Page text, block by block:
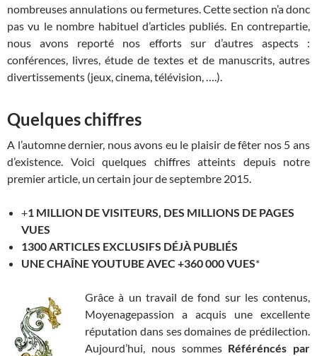
nombreuses annulations ou fermetures. Cette section n’a donc
pas vu le nombre habituel d’articles publiés. En contrepartie,
nous avons reporté nos efforts sur d’autres aspects :
conférences, livres, étude de textes et de manuscrits, autres
divertissements (jeux, cinema, télévision, ….).
Quelques chiffres
A l’automne dernier, nous avons eu le plaisir de fêter nos 5 ans
d’existence. Voici quelques chiffres atteints depuis notre
premier article, un certain jour de septembre 2015.
+1 MILLION DE VISITEURS, DES MILLIONS DE PAGES
VUES
1300 ARTICLES EXCLUSIFS DÉJÀ PUBLIÉS
UNE CHAÎNE YOUTUBE AVEC +360 000 VUES*
Grâce à un travail de fond sur les contenus,
Moyenagepassion a acquis une excellente
réputation dans ses domaines de prédilection.
Aujourd’hui, nous sommes Référéncés par